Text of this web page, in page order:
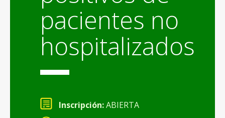
pacientes no
hospitalizados
Inscripción:ABIERTA